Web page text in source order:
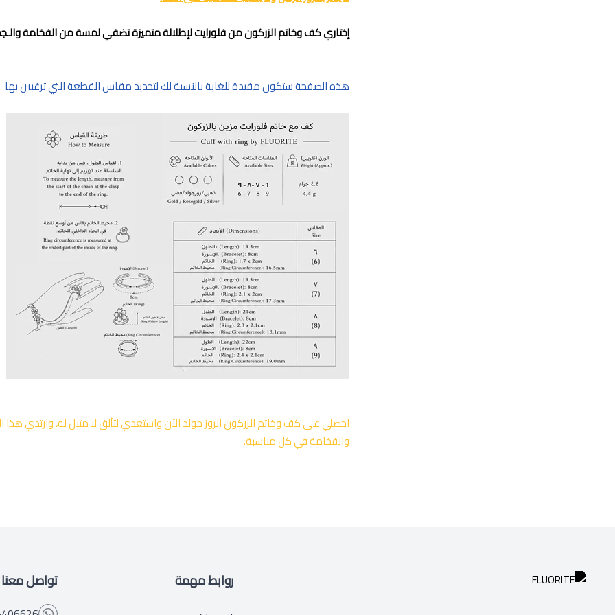
إختاري كف وخاتم الزركون من فلورايت لإطلالة متميزة تضفي لمسة من الفخامة
هذه الصفحة ستكون مفيدة للغاية بالنسبة لك لتحديد مقاس القطعة التي ترغبين بها
احصلي على كف وخاتم الزركون الروز جولد الآن واستعدي لتألق لا مثيل له، وارتدي هذا
والفخامة في كل مناسبة.
روابط مهمة تواصل معنا